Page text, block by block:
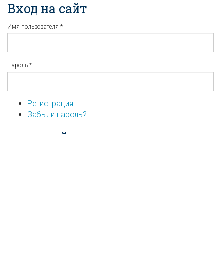
Вход на сайт
Имя пользователя *
Пароль *
Регистрация
Забыли пароль?
...или войдите используя